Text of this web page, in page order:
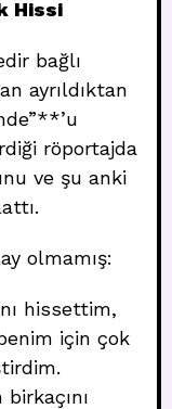
Hissi
bağlı
ayrıldıktan
röportajda
ve şu anki
olmamış:
hissettim,
için çok